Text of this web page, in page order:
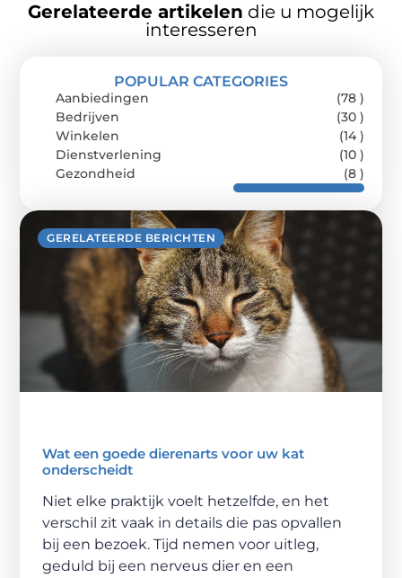
Gerelateerde artikelen die u mogelijk
interesseren
GERELATEERDE BERICHTEN
Wat een goede dierenarts voor uw kat
onderscheidt
Niet elke praktijk voelt hetzelfde, en het
verschil zit vaak in details die pas opvallen
bij een bezoek. Tijd nemen voor uitleg,
geduld bij een nerveus dier en een
POPULAR CATEGORIES
Aanbiedingen
(78 )
Bedrijven
(30 )
Winkelen
(14 )
Dienstverlening
(10 )
Gezondheid
(8 )